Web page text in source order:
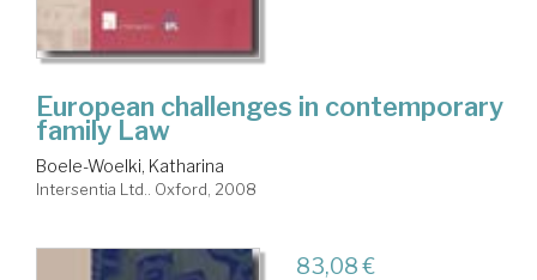
European challenges in contemporary
family Law
Boele-Woelki, Katharina
Intersentia Ltd.. Oxford, 2008
83,08 €